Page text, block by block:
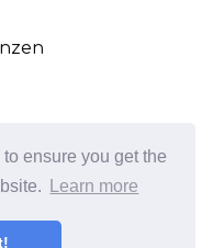
ensure you get the
Learn more
Artikel zum
wird